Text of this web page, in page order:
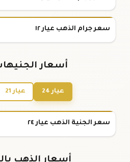
سعر جرام الذهب عيار ١٢
أسعار
عيار 24 عيار 21
سعر الجنية الذهب عيار ٢٤
أسعار الذهب